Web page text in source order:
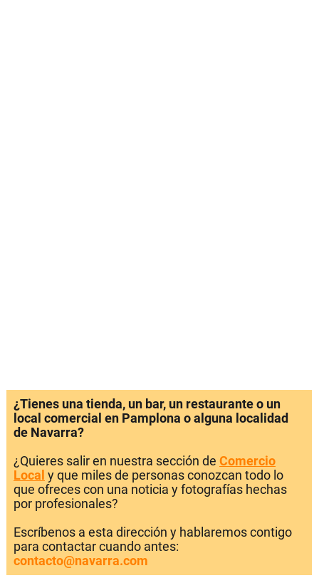
¿Tienes una tienda, un bar, un restaurante o un
local comercial en Pamplona o alguna localidad
de Navarra?
¿Quieres salir en nuestra sección de Comercio
Local y que miles de personas conozcan todo lo
que ofreces con una noticia y fotografías hechas
por profesionales?
Escríbenos a esta dirección y hablaremos contigo
para contactar cuando antes:
contacto@navarra.com